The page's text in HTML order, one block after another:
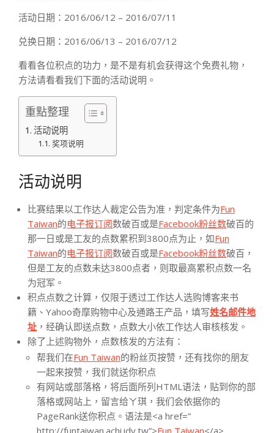
活动日期：2016/06/12 – 2016/07/11
兑换日期：2016/06/13 – 2016/07/12
看看各位积点的功力，是不是有机会获得这个免费礼物，
方法请看看我们下面的活动说明。
重點整理
活动说明
奖项说明
活动说明
比赛结果以工作达人裁定公告为准，判定条件为Fun
Taiwan的电子报订阅数破百或是Facebook粉丝数破百的
那一日或是工友的点数累积到3800点为止，如Fun
Taiwan的电子报订阅数破百或是Facebook粉丝数破百，
但是工友的点数未达3800点者，则取最高累积点数一名
为冠军。
积点点数之计算，仅限于透过工作达人选购博客来书
籍、Yahoo奇摩购物中心及通路王产品，填写姓名邮件地
址 ，经确认即送点数，点数大小依工作达人审核核发。
除了上述购物外，点数核发的方法有：
帮我们在Fun Taiwan的粉丝页按赞，还有找你的朋友
一起来按赞，我们就送你积点
有网站或部落格，将后面所列HTML语法，贴到你的部
落格或网站上，留言给ㄚ琪，我们会依据你的
PageRank送你积点。语法是<a href=”
http://funtaiwan.achi.idv.tw”>Fun Taiwan</a>